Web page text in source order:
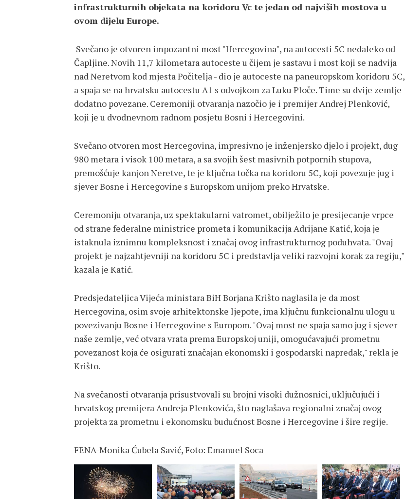
infrastrukturnih objekata na koridoru Vc te jedan od najviših mostova u
ovom dijelu Europe.
Svečano je otvoren impozantni most "Hercegovina", na autocesti 5C nedaleko od
Čapljine. Novih 11,7 kilometara autoceste u čijem je sastavu i most koji se nadvija
nad Neretvom kod mjesta Počitelja - dio je autoceste na paneuropskom koridoru 5C,
a spaja se na hrvatsku autocestu A1 s odvojkom za Luku Ploče. Time su dvije zemlje
dodatno povezane. Ceremoniji otvaranja nazočio je i premijer Andrej Plenković,
koji je u dvodnevnom radnom posjetu Bosni i Hercegovini.
Svečano otvoren most Hercegovina, impresivno je inženjersko djelo i projekt, dug
980 metara i visok 100 metara, a sa svojih šest masivnih potpornih stupova,
premošćuje kanjon Neretve, te je ključna točka na koridoru 5C, koji povezuje jug i
sjever Bosne i Hercegovine s Europskom unijom preko Hrvatske.
Ceremoniju otvaranja, uz spektakularni vatromet, obilježilo je presijecanje vrpce
od strane federalne ministrice prometa i komunikacija Adrijane Katić, koja je
istaknula iznimnu kompleksnost i značaj ovog infrastrukturnog poduhvata. "Ovaj
projekt je najzahtjevniji na koridoru 5C i predstavlja veliki razvojni korak za regiju,"
kazala je Katić.
Predsjedateljica Vijeća ministara BiH Borjana Krišto naglasila je da most
Hercegovina, osim svoje arhitektonske ljepote, ima ključnu funkcionalnu ulogu u
povezivanju Bosne i Hercegovine s Europom. "Ovaj most ne spaja samo jug i sjever
naše zemlje, već otvara vrata prema Europskoj uniji, omogućavajući prometnu
povezanost koja će osigurati značajan ekonomski i gospodarski napredak," rekla je
Krišto.
Na svečanosti otvaranja prisustvovali su brojni visoki dužnosnici, uključujući i
hrvatskog premijera Andreja Plenkovića, što naglašava regionalni značaj ovog
projekta za prometnu i ekonomsku budućnost Bosne i Hercegovine i šire regije.
FENA-Monika Ćubela Savić, Foto: Emanuel Soca